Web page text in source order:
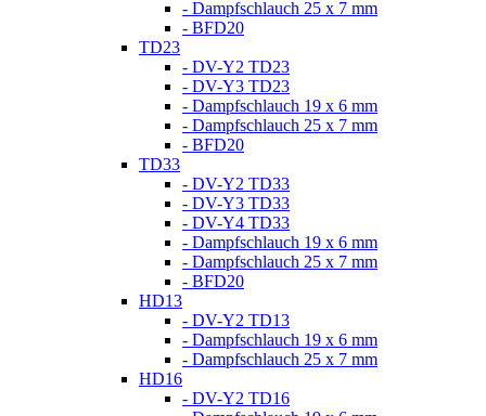
- Dampfschlauch 25 x 7 mm
- BFD20
TD23
- DV-Y2 TD23
- DV-Y3 TD23
- Dampfschlauch 19 x 6 mm
- Dampfschlauch 25 x 7 mm
- BFD20
TD33
- DV-Y2 TD33
- DV-Y3 TD33
- DV-Y4 TD33
- Dampfschlauch 19 x 6 mm
- Dampfschlauch 25 x 7 mm
- BFD20
HD13
- DV-Y2 TD13
- Dampfschlauch 19 x 6 mm
- Dampfschlauch 25 x 7 mm
HD16
- DV-Y2 TD16